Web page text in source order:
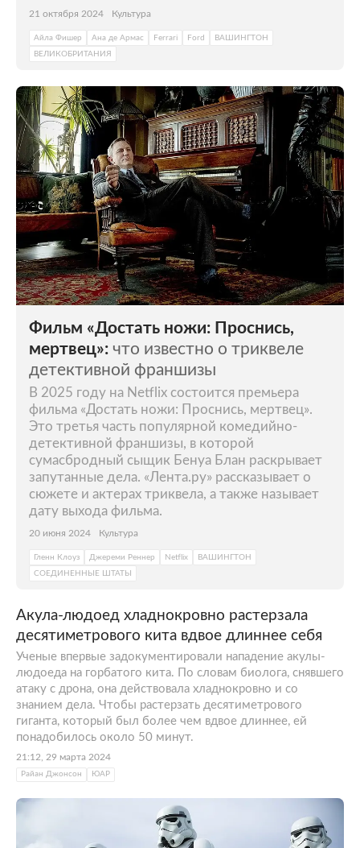
21 октября 2024 Культура
Айла Фишер Ана де Армас Ferrari Ford
ВАШИНГТОН
ВЕЛИКОБРИТАНИЯ
Фильм «Достать ножи: Проснись,
мертвец»: что известно о триквеле
детективной франшизы
В 2025 году на Netflix состоится премьера
фильма «Достать ножи: Проснись, мертвец».
Это третья часть популярной комедийно-
детективной франшизы, в которой
сумасбродный сыщик Бенуа Блан раскрывает
запутанные дела. «Лента.ру» рассказывает о
сюжете и актерах триквела, а также называет
дату выхода фильма.
20 июня 2024 Культура
Гленн Клоуз Джереми Реннер Netflix
ВАШИНГТОН
СОЕДИНЕННЫЕ ШТАТЫ
Акула-людоед хладнокровно растерзала
десятиметрового кита вдвое длиннее себя
Ученые впервые задокументировали нападение акулы-
людоеда на горбатого кита. По словам биолога, снявшего
атаку с дрона, она действовала хладнокровно и со
знанием дела. Чтобы растерзать десятиметрового
гиганта, который был более чем вдвое длиннее, ей
понадобилось около 50 минут.
21:12, 29 марта 2024
Райан Джонсон ЮАР